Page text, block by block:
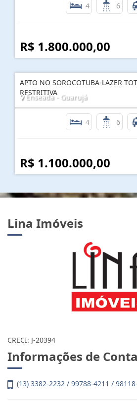
4 6
R$ 1.800.000,00
APTO NO SOROCOTUBA-LAZER
RESTRITIVA
Enseada - Guarujá
4 6
R$ 1.100.000,00
Lina Imóveis
CRECI: J-20394
Informações de
(13) 3382-2232 / 99788-4211 /